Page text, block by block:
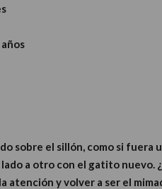
sobre el sillón, como si fuera
a otro con el gatito nuevo.
atención y volver a ser el